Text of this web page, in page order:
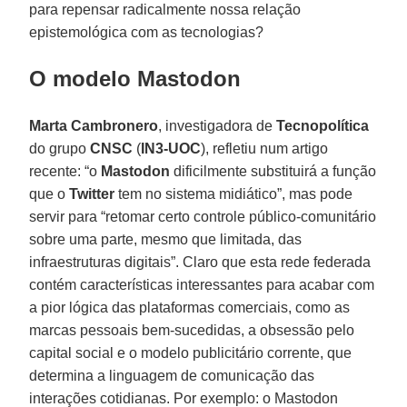
para repensar radicalmente nossa relação
epistemológica com as tecnologias?
O modelo Mastodon
Marta Cambronero, investigadora deTecnopolítica
do grupoCNSC ( IN3-UOC), refletiu num artigo
recente: “o Mastodon dificilmente substituirá a função
que oTwitter tem no sistema midiático”, mas pode
servir para “retomar certo controle público-comunitário
sobre uma parte, mesmo que limitada, das
infraestruturas digitais”. Claro que esta rede federada
contém características interessantes para acabar com
a pior lógica das plataformas comerciais, como as
marcas pessoais bem-sucedidas, a obsessão pelo
capital social e o modelo publicitário corrente, que
determina a linguagem de comunicação das
interações cotidianas. Por exemplo: o Mastodon